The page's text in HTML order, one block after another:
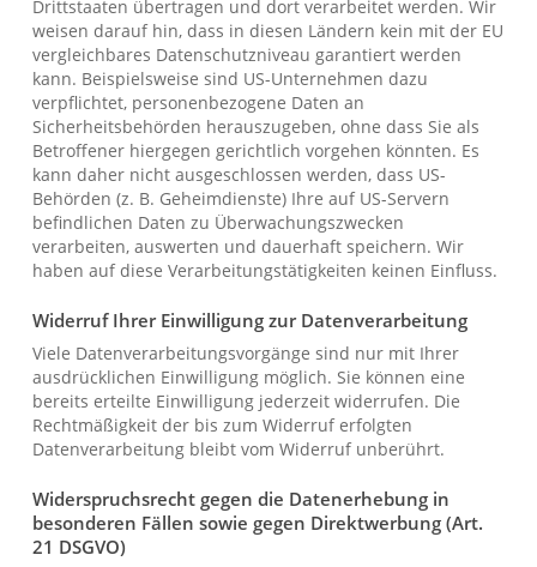
Drittstaaten übertragen und dort verarbeitet werden. Wir
weisen darauf hin, dass in diesen Ländern kein mit der EU
vergleichbares Datenschutzniveau garantiert werden
kann. Beispielsweise sind US-Unternehmen dazu
verpflichtet, personenbezogene Daten an
Sicherheitsbehörden herauszugeben, ohne dass Sie als
Betroffener hiergegen gerichtlich vorgehen könnten. Es
kann daher nicht ausgeschlossen werden, dass US-
Behörden (z. B. Geheimdienste) Ihre auf US-Servern
befindlichen Daten zu Überwachungszwecken
verarbeiten, auswerten und dauerhaft speichern. Wir
haben auf diese Verarbeitungstätigkeiten keinen Einfluss.
Widerruf Ihrer Einwilligung zur Datenverarbeitung
Viele Datenverarbeitungsvorgänge sind nur mit Ihrer
ausdrücklichen Einwilligung möglich. Sie können eine
bereits erteilte Einwilligung jederzeit widerrufen. Die
Rechtmäßigkeit der bis zum Widerruf erfolgten
Datenverarbeitung bleibt vom Widerruf unberührt.
Widerspruchsrecht gegen die Datenerhebung in
besonderen Fällen sowie gegen Direktwerbung (Art.
21 DSGVO)